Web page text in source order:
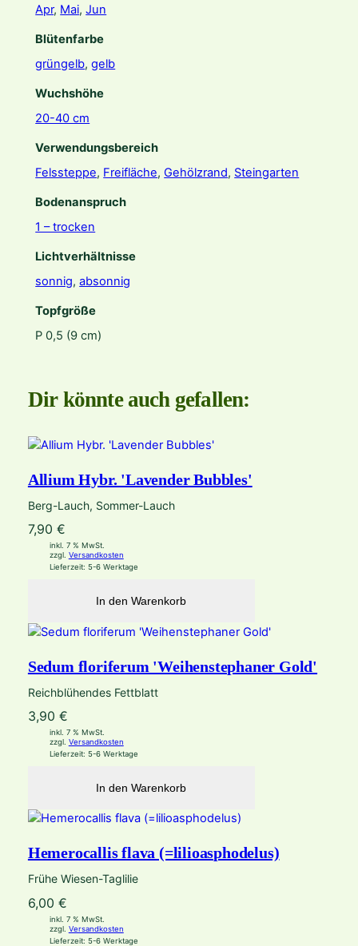
Apr, Mai,Jun
Blütenfarbe
grüngelb,gelb
Wuchshöhe
20-40 cm
Verwendungsbereich
Felssteppe, Freifläche, Gehölzrand, Steingarten
Bodenanspruch
1 – trocken
Lichtverhältnisse
sonnig,absonnig
Topfgröße
P 0,5 (9 cm)
Dir könnte auch gefallen:
Allium Hybr. 'Lavender Bubbles'
Berg-Lauch, Sommer-Lauch
7,90 €
inkl. 7 % MwSt.
zzgl. Versandkosten
Lieferzeit: 5-6 Werktage
In den Warenkorb
Sedum floriferum 'Weihenstephaner Gold'
Reichblühendes Fettblatt
3,90 €
inkl. 7 % MwSt.
zzgl. Versandkosten
Lieferzeit: 5-6 Werktage
In den Warenkorb
Hemerocallis flava (=lilioasphodelus)
Frühe Wiesen-Taglilie
6,00 €
inkl. 7 % MwSt.
zzgl. Versandkosten
Lieferzeit: 5-6 Werktage